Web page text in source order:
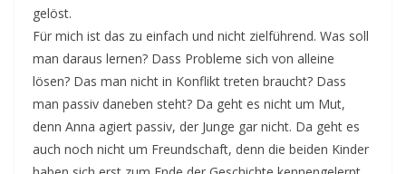
gelöst.
Für mich ist das zu einfach und nicht zielführend. Was soll
man daraus lernen? Dass Probleme sich von alleine
lösen? Das man nicht in Konflikt treten braucht? Dass
man passiv daneben steht? Da geht es nicht um Mut,
denn Anna agiert passiv, der Junge gar nicht. Da geht es
auch noch nicht um Freundschaft, denn die beiden Kinder